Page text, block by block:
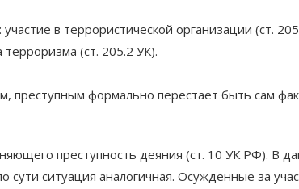
в террористической организации (ст.
(ст. 205.2 УК).
преступным формально перестает быть сам
преступность деяния (ст. 10 УК РФ). В
сути ситуация аналогичная. Осужденные за